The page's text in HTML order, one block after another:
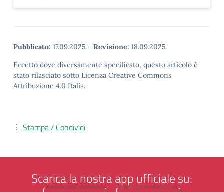
Pubblicato: 17.09.2025 - Revisione: 18.09.2025
Eccetto dove diversamente specificato, questo articolo è
stato rilasciato sotto Licenza Creative Commons
Attribuzione 4.0 Italia.
Stampa / Condividi
Scarica la nostra app ufficiale su: